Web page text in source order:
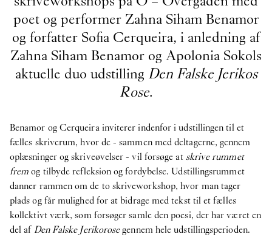
poet og performer Zahna Siham Benamor
og forfatter Sofia Cerqueira, i anledning af
Zahna Siham Benamor og Apolonia Sokols
aktuelle duo udstilling Den Falske Jerikos
Rose.
Benamor og Cerqueira inviterer indenfor i udstillingen til et
fælles skriverum, hvor de - sammen med deltagerne, gennem
oplæsninger og skriveøvelser - vil forsøge at skrive rummet
fremog tilbyde refleksion og fordybelse. Udstillingsrummet
danner rammen om de to skriveworkshop, hvor man tager
plads og får mulighed for at bidrage med tekst til et fælles
kollektivt værk, som forsøger samle den poesi, der har været en
del afDen Falske Jerikorosegennem hele udstillingsperioden.